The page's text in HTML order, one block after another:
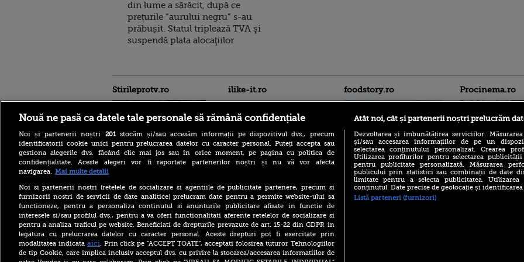
din lume a sărăcit, după ce
prețurile “aurului negru” s-au
prăbușit. Statul triplează TVA şi
suspendă plata alocaţiilor
Stirileprotv.ro
rămas blocați în peretele
Văii Albe. Nu se poate
interveni cu elicopterul
Zelenski: Ucraina are un
acord cu SUA pentru
furnizarea lunară de rachete
Patriot, dar acestea nu sunt
suficiente
ilike-it.ro foodstory.ro
(P) Descoperă Lumea
Evenimentelor din România
cu Transilvania Events!
Procinema.ro
Nikolaj Coster-
Urzeala
Nouă ne pasă ca datele tale personale să rămână confidențiale
Noi și partenerii noștri 201stocăm și/sau accesăm informații pe dispozitivul dvs., precum
identificatorii cookie unici pentru prelucrarea datelor cu caracter personal. Puteți accepta sau
gestiona alegerile dvs. făcând clic mai jos sau în orice moment, pe pagina cu politica de
confidențialitate. Aceste alegeri vor fi raportate partenerilor noștri și nu vă vor afecta
navigarea. Mai multe detalii
Noi si partenerii nostri (retelele de socializare si agentiile de publicitate partenere, precum si
furnizorii nostri de servicii de date analitice) prelucram date pentru a permite website-ului sa
functioneze, pentru a personaliza continutul si anunturile publicitare afisate in functie de
interesele si/sau profilul dvs., pentru a va oferi functionalitati aferente retelelor de socializare si
pentru a analiza traficul pe website. Beneficiati de drepturile prevazute de art. 15-22 din GDPR in
legatura cu prelucrarea datelor cu caracter personal. Aceste drepturi pot fi exercitate prin
modalitatea indicata aici. Prin click pe “ACCEPT TOATE”, acceptati folosirea tuturor Tehnologiilor
de tip Cookie, care implica inclusiv acceptul dvs. cu privire la stocarea/accesarea informatiilor de
Atât noi, cât și partenerii noștri prelucrăm
Dezvoltarea și îmbunătățirea serviciilor.
și/sau accesarea informațiilor de pe un
selectarea conținutului personalizat. Crearea
Utilizarea profilurilor pentru selectarea
pentru publicitate personalizată. Măsurarea
publicului prin statistici sau combinații de date
limitate pentru a selecta publicitatea.
conținutul. Date precise de geolocație și
Listă parteneri (furnizori)